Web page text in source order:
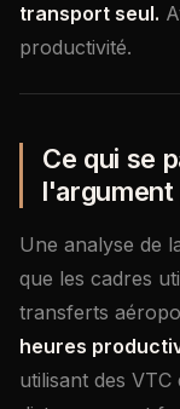
transport seul.
productivité.
Ce qui se
Une analyse de
que les cadres
transferts
heures
utilisant des